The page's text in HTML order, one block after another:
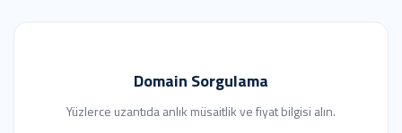
Domain Sorgulama
Yüzlerce uzantıda anlık müsaitlik ve fiyat bilgisi alın.